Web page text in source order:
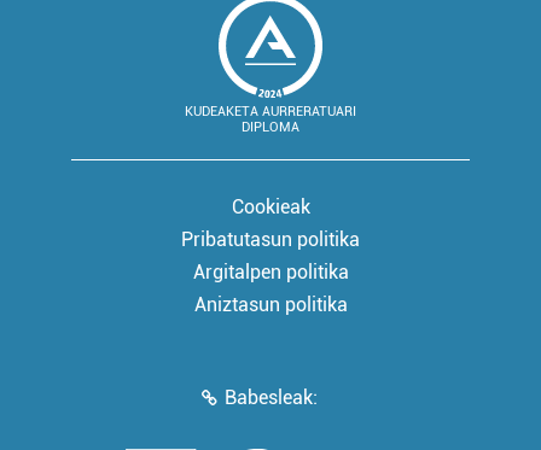
KUDEAKETA AURRERATUARI
DIPLOMA
Cookieak
Pribatutasun politika
Argitalpen politika
Aniztasun politika
Babesleak: